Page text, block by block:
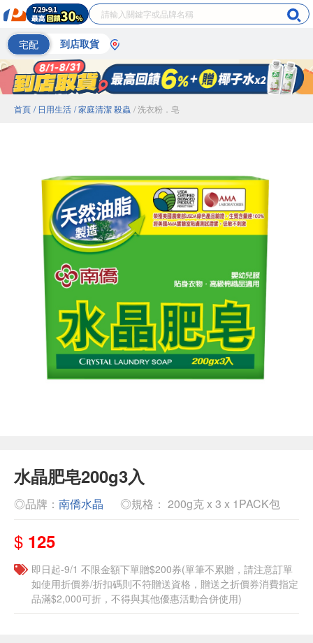
宅配 到店取貨
首頁 / 日用生活 / 家庭清潔 殺蟲 / 洗衣粉．皂
水晶肥皂200g3入
◎品牌： 南僑水晶 ◎規格： 200g克 x 3 x 1PACK包
$ 125
即日起-9/1 不限金額下單贈$200券(單筆不累贈，請注意訂單
如使用折價券/折扣碼則不符贈送資格，贈送之折價券消費指定
品滿$2,000可折，不得與其他優惠活動合併使用)